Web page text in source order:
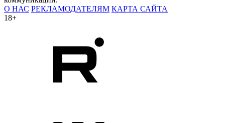
О НАС РЕКЛАМОДАТЕЛЯМ КАРТА САЙТА
18+